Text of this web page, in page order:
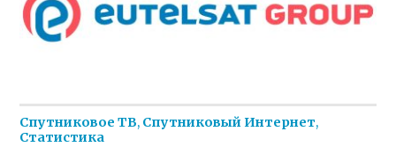
Спутниковое ТВ, Спутниковый Интернет,
Статистика